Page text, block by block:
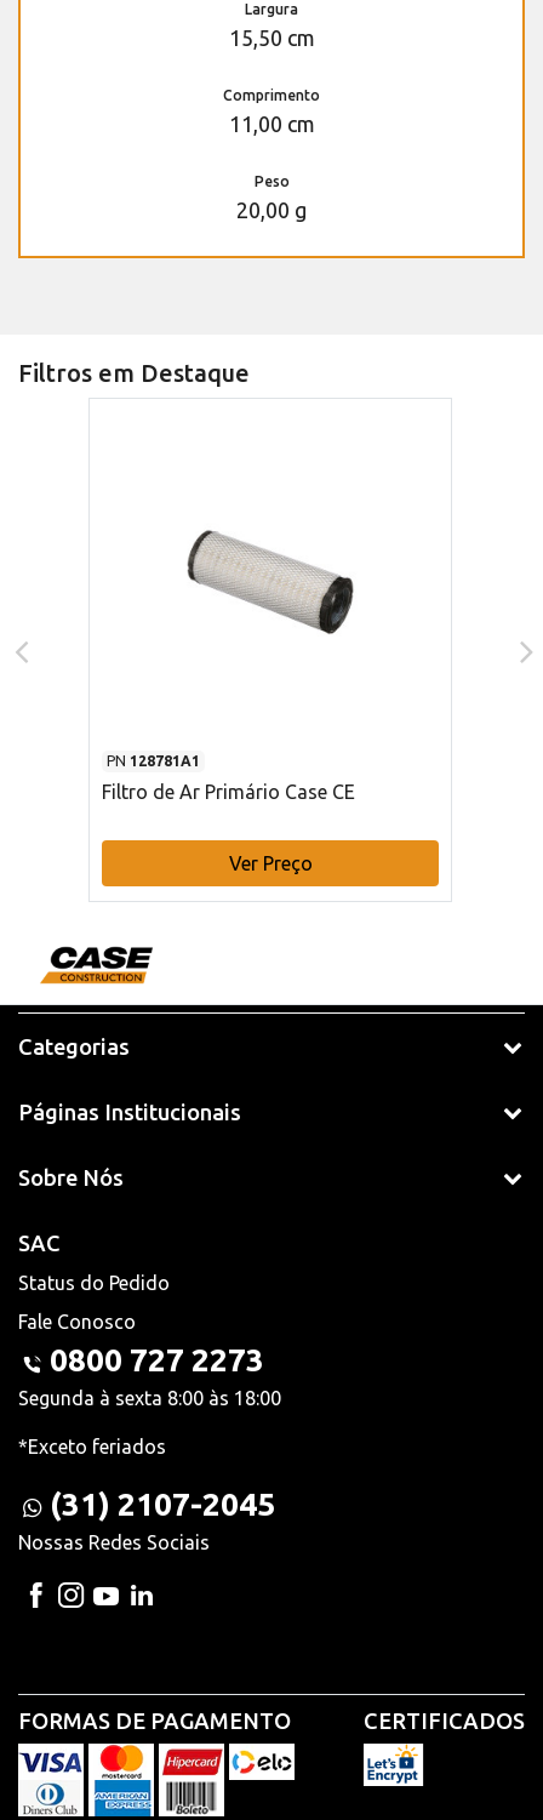
Largura
15,50 cm
Comprimento
11,00 cm
Peso
20,00 g
Filtros em Destaque
PN 128781A1
Filtro de Ar Primário Case CE
Ver Preço
Categorias
Páginas Institucionais
Sobre Nós
SAC
Status do Pedido
Fale Conosco
0800 727 2273
Segunda à sexta 8:00 às 18:00
*Exceto feriados
(31) 2107-2045
Nossas Redes Sociais
FORMAS DE PAGAMENTO CERTIFICADOS